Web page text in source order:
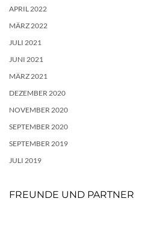
APRIL 2022
MÄRZ 2022
JULI 2021
JUNI 2021
MÄRZ 2021
DEZEMBER 2020
NOVEMBER 2020
SEPTEMBER 2020
SEPTEMBER 2019
JULI 2019
FREUNDE UND PARTNER